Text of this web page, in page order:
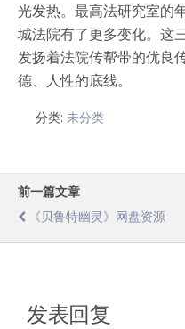
光发热。最高法研究室的
城法院有了更多变化。这
发扬着法院传帮带的优良
德、人性的底线。
分类: 未分类
前一篇文章
《贝鲁特幽灵》网盘资源
发表回复